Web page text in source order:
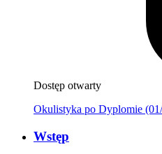
Dostęp otwarty
Okulistyka po Dyplomie
Wstęp